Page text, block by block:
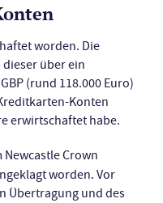
worden. Die
über ein
(rund 118.000 Euro)
Konten
erwirtschaftet habe.
Newcastle Crown
worden. Vor
Übertragung und des